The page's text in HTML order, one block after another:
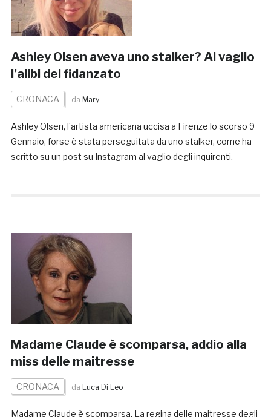
Ashley Olsen aveva uno stalker? Al vaglio
l’alibi del fidanzato
CRONACA da Mary
Ashley Olsen, l’artista americana uccisa a Firenze lo scorso 9
Gennaio, forse è stata perseguitata da uno stalker, come ha
scritto su un post su Instagram al vaglio degli inquirenti.
Madame Claude è scomparsa, addio alla
miss delle maitresse
CRONACA da Luca Di Leo
Madame Claude è scomparsa. La regina delle maitresse degli